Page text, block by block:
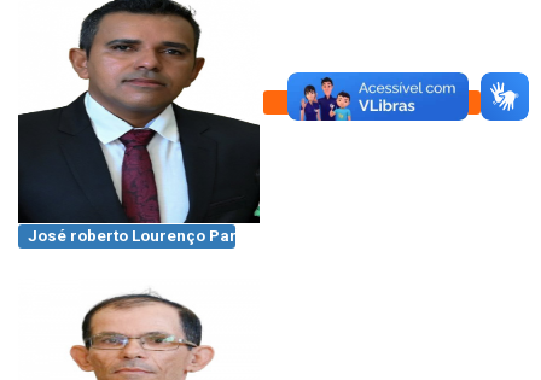
Vereador
José roberto Lourenço Pardin